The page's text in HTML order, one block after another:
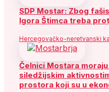
SDP Mostar: Zbog
Igora Štimca treba
Hercegovačko-neretvanski
Čelnici Mostara
siledžijskim
prostora koji su u